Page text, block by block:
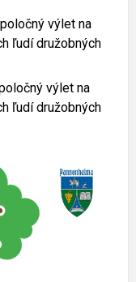
výlet na
ľudí družobných
výlet na
ľudí družobných